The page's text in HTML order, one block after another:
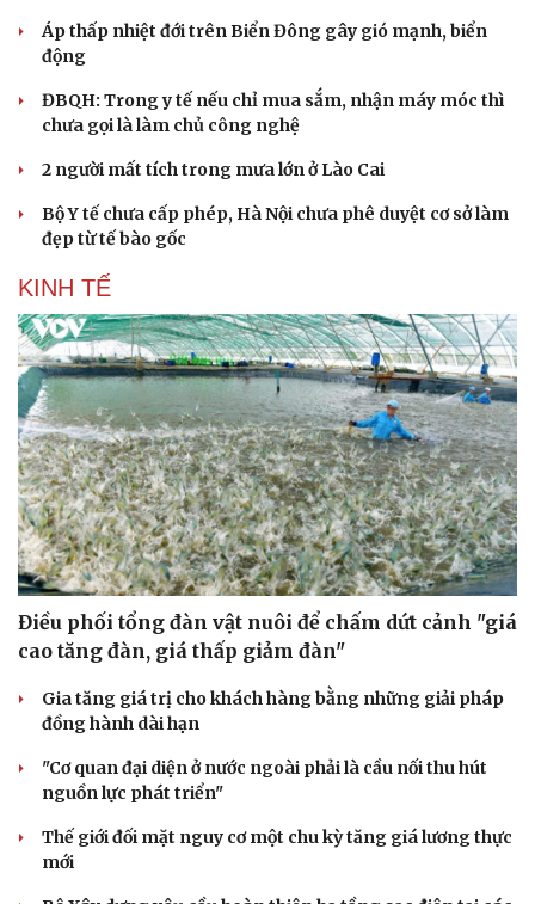
Văn hóa
Sân khấu - Điện ảnh
Văn học
Âm nhạc
Di sản
Giải trí
Nghệ sĩ
Thời trang
Sao Việt
Áp thấp nhiệt đới trên Biển Đông gây gió mạnh, biển
động
ĐBQH: Trong y tế nếu chỉ mua sắm, nhận máy móc thì
chưa gọi là làm chủ công nghệ
2 người mất tích trong mưa lớn ở Lào Cai
Bộ Y tế chưa cấp phép, Hà Nội chưa phê duyệt cơ sở làm
đẹp từ tế bào gốc
KINH TẾ
Điều phối tổng đàn vật nuôi để chấm dứt cảnh "giá
cao tăng đàn, giá thấp giảm đàn"
Gia tăng giá trị cho khách hàng bằng những giải pháp
đồng hành dài hạn
"Cơ quan đại diện ở nước ngoài phải là cầu nối thu hút
nguồn lực phát triển"
Thế giới đối mặt nguy cơ một chu kỳ tăng giá lương thực
mới